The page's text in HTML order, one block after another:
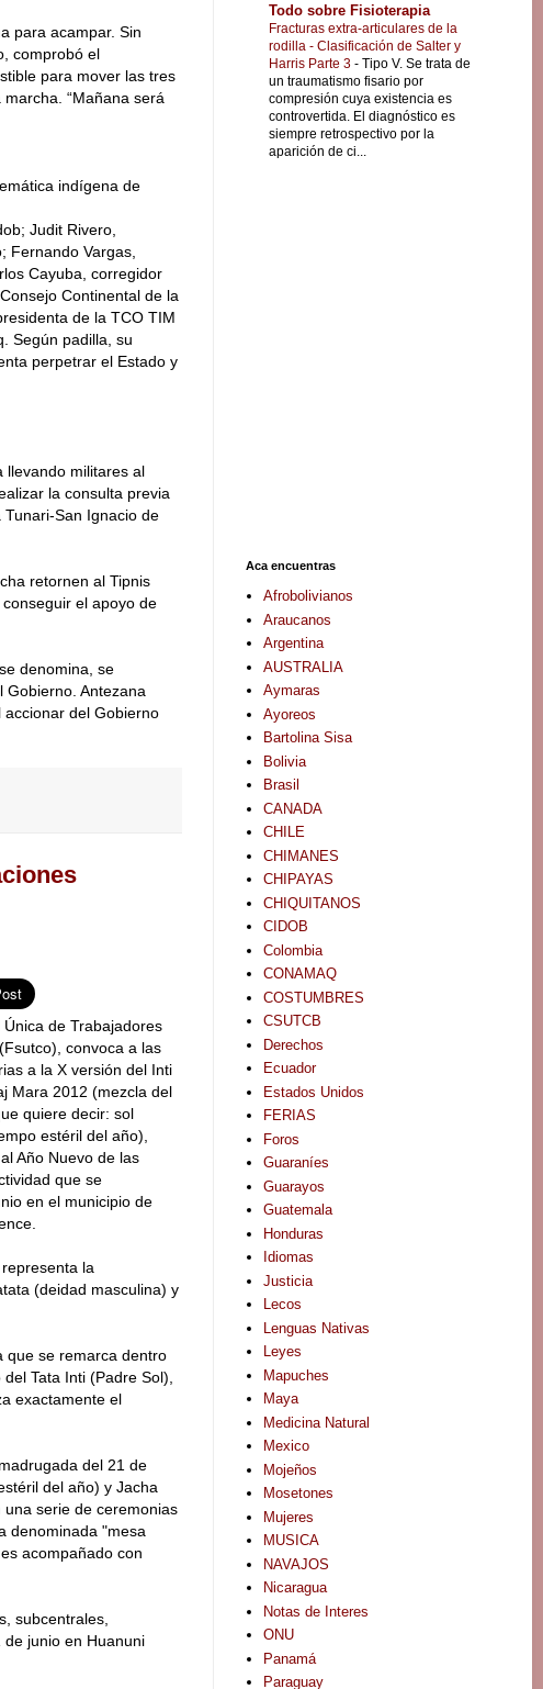
para acampar. Sin
comprobó el
para mover las tres
“Mañana será
indígena de
Judit Rivero,
Fernando Vargas,
Cayuba, corregidor
Continental de la
de la TCO TIM
Según padilla, su
perpetrar el Estado y
llevando militares al
la consulta previa
San Ignacio de
retornen al Tipnis
el apoyo de
denomina, se
Gobierno. Antezana
del Gobierno
de Trabajadores
convoca a las
a la X versión del Inti
Mara 2012 (mezcla del
quiere decir: sol
estéril del año),
Año Nuevo de las
que se
en el municipio de
la
(deidad masculina) y
que se remarca dentro
Tata Inti (Padre Sol),
exactamente el
del 21 de
del año) y Jacha
serie de ceremonias
denominada "mesa
acompañado con
subcentrales,
junio en Huanuni
Todo sobre Fisioterapia
Fracturas extra-articulares de la
rodilla - Clasificación de Salter y
Harris Parte 3 - Tipo V. Se trata de
un traumatismo fisario por
compresión cuya existencia es
controvertida. El diagnóstico es
siempre retrospectivo por la
aparición de ci...
Aca encuentras
Afrobolivianos
Araucanos
Argentina
AUSTRALIA
Aymaras
Ayoreos
Bartolina Sisa
Bolivia
Brasil
CANADA
CHILE
CHIMANES
CHIPAYAS
CHIQUITANOS
CIDOB
Colombia
CONAMAQ
COSTUMBRES
CSUTCB
Derechos
Ecuador
Estados Unidos
FERIAS
Foros
Guaraníes
Guarayos
Guatemala
Honduras
Idiomas
Justicia
Lecos
Lenguas Nativas
Leyes
Mapuches
Maya
Medicina Natural
Mexico
Mojeños
Mosetones
Mujeres
MUSICA
NAVAJOS
Nicaragua
Notas de Interes
ONU
Panamá
Paraguay